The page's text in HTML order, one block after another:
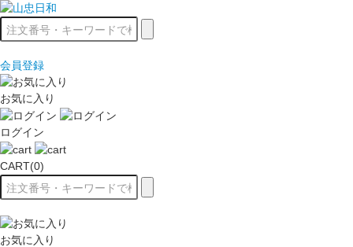
会員登録
お気に入り
ログイン
CART(0)
お気に入り